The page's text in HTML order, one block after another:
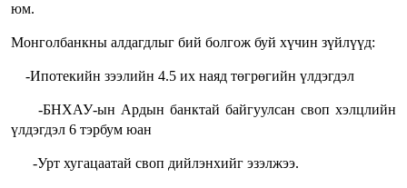
юм.
Монголбанкны алдагдлыг бий болгож буй хүчин зүйлүүд:
-Ипотекийн зээлийн 4.5 их наяд төгрөгийн үлдэгдэл
-БНХАУ-ын Ардын банктай байгуулсан своп хэлцлийн
үлдэгдэл 6 тэрбум юан
-Урт хугацаатай своп дийлэнхийг эзэлжээ.